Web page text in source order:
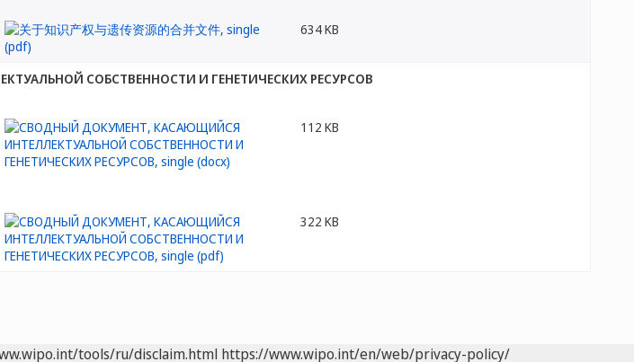
634 KB
СОБСТВЕННОСТИ И ГЕНЕТИЧЕСКИХ РЕСУРСОВ
112 KB
322 KB
tools/ru/disclaim.html https://www.wipo.int/en/web/privacy-policy/